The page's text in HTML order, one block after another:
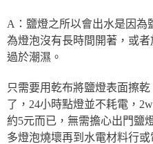
A：鹽燈之所以會出水是因為
為燈泡沒有長時間開著，或
過於潮濕。
只需要用乾布將鹽燈表面擦
了，24小時點燈並不耗電，
約5元而已，無需擔心出門鹽
多燈泡燒壞再到水電材料行